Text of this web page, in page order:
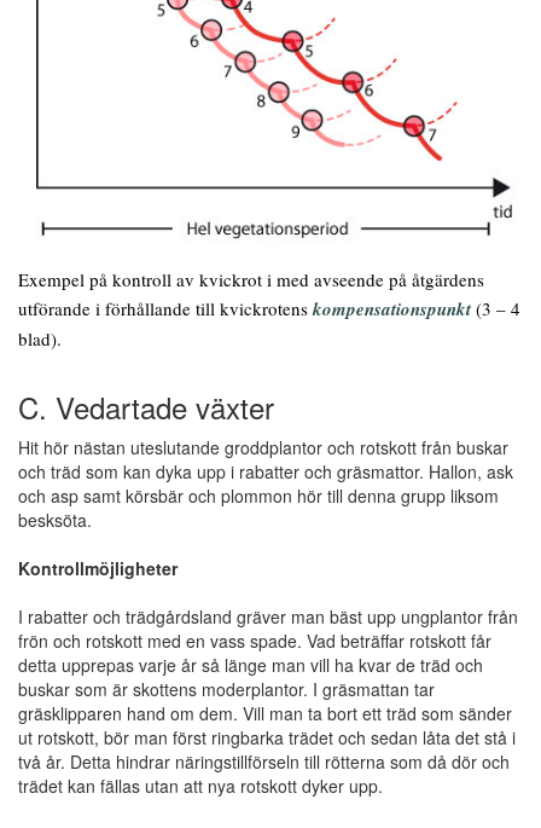
Exempel på kontroll av kvickrot i med avseende på åtgärdens
utförande i förhållande till kvickrotens kompensationspunkt(3 – 4
blad).
C. Vedartade växter
Hit hör nästan uteslutande groddplantor och rotskott från buskar
och träd som kan dyka upp i rabatter och gräsmattor. Hallon, ask
och asp samt körsbär och plommon hör till denna grupp liksom
besksöta.
Kontrollmöjligheter
I rabatter och trädgårdsland gräver man bäst upp ungplantor från
frön och rotskott med en vass spade. Vad beträffar rotskott får
detta upprepas varje år så länge man vill ha kvar de träd och
buskar som är skottens moderplantor. I gräsmattan tar
gräsklipparen hand om dem. Vill man ta bort ett träd som sänder
ut rotskott, bör man först ringbarka trädet och sedan låta det stå i
två år. Detta hindrar näringstillförseln till rötterna som då dör och
trädet kan fällas utan att nya rotskott dyker upp.